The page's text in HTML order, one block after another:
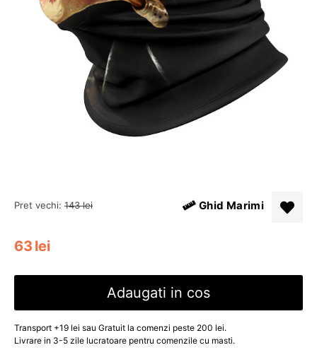
Pret vechi: 143 lei
63 lei
Ghid Marimi
Adaugati in cos
Transport +19 lei sau Gratuit la comenzi peste 200 lei.
Livrare in 3-5 zile lucratoare pentru comenzile cu masti.